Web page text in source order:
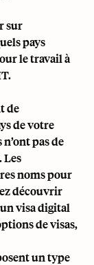
sur
pays
le travail à
de
de votre
pas de
Les
noms pour
découvrir
visa digital
de visas,
un type